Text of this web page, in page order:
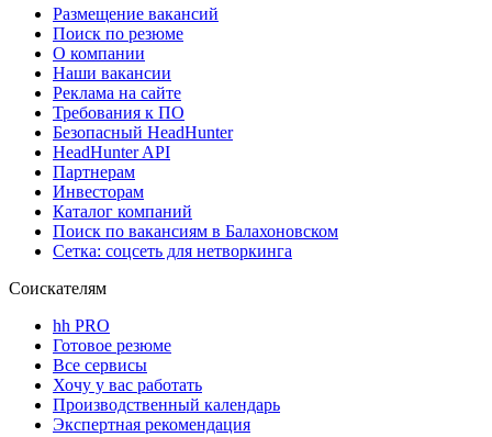
Размещение вакансий
Поиск по резюме
О компании
Наши вакансии
Реклама на сайте
Требования к ПО
Безопасный HeadHunter
HeadHunter API
Партнерам
Инвесторам
Каталог компаний
Поиск по вакансиям в Балахоновском
Сетка: соцсеть для нетворкинга
Соискателям
hh PRO
Готовое резюме
Все сервисы
Хочу у вас работать
Производственный календарь
Экспертная рекомендация